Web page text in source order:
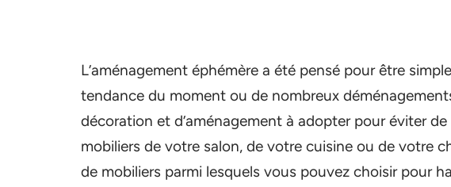
L’aménagement éphémère a été pensé pour être
tendance du moment ou de nombreux
décoration et d’aménagement à adopter pour éviter
mobiliers de votre salon, de votre cuisine ou de votre
de mobiliers parmi lesquels vous pouvez choisir pour